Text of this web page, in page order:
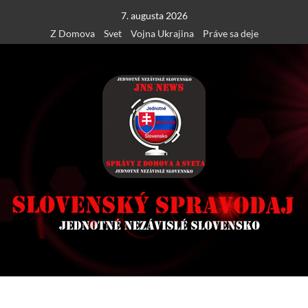
content
7. augusta 2026
Z Domova
Svet Vojna Ukrajina Práve sa deje